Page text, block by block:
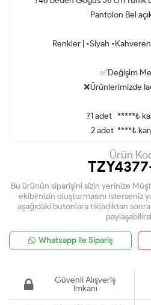
Pantolon Bel
Renkler | •Siyah
✅Değişim
❌Ürünlerimizde
?1 adet *****₺
2 adet ****₺
Ürün
Bu ürünün siparişini sizin yerinize
ekibimizin oluşturmasını isterseniz
aşağıdaki butonlara tıkladıktan
Whatsapp ile Sipariş
Güvenli Alışveriş
İmkanı